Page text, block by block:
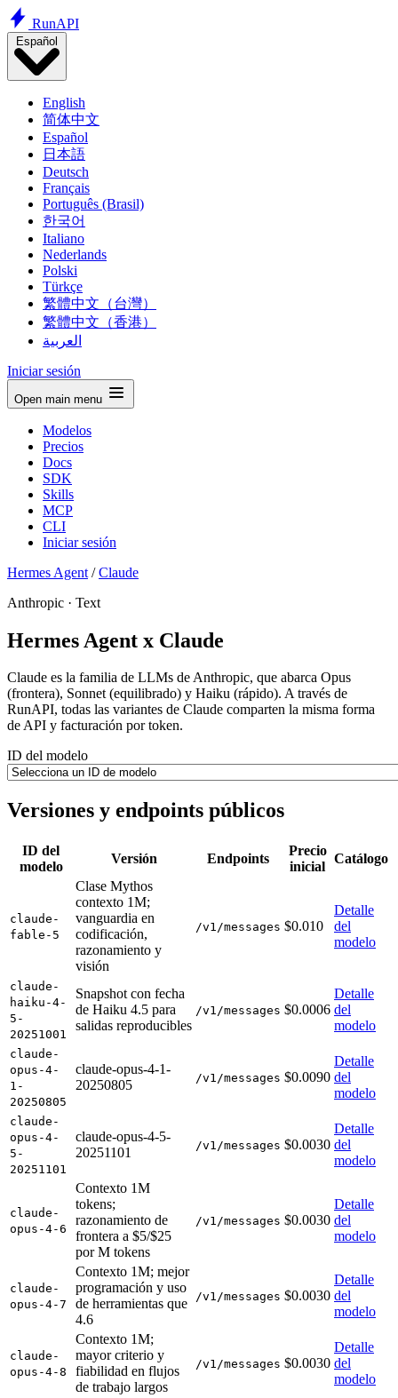
RunAPI
Español
English
简体中文
Español
日本語
Deutsch
Français
Português (Brasil)
한국어
Italiano
Nederlands
Polski
Türkçe
繁體中文（台灣）
繁體中文（香港）
العربية
Iniciar sesión
Open main menu
Modelos
Precios
Docs
SDK
Skills
MCP
CLI
Iniciar sesión
Hermes Agent /Claude
Anthropic · Text
Hermes Agent x Claude
Claude es la familia de LLMs de Anthropic, que abarca Opus
(frontera), Sonnet (equilibrado) y Haiku (rápido). A través de
RunAPI, todas las variantes de Claude comparten la misma forma
de API y facturación por token.
ID del modelo
Versiones y endpoints públicos
ID del
modelo
Versión Endpoints
Precio
inicial
Catálogo
claude-
fable-5
Clase Mythos
contexto 1M;
vanguardia en
codificación,
razonamiento y
visión
/v1/messages $0.010
Detalle
del
modelo
claude-
haiku-4-
5-
20251001
Snapshot con fecha
de Haiku 4.5 para
salidas reproducibles
/v1/messages $0.0006
Detalle
del
modelo
claude-
opus-4-
1-
20250805
claude-opus-4-1-
20250805
/v1/messages $0.0090
Detalle
del
modelo
claude-
opus-4-
5-
20251101
claude-opus-4-5-
20251101
/v1/messages $0.0030
Detalle
del
modelo
claude-
opus-4-6
Contexto 1M
tokens;
razonamiento de
frontera a $5/$25
por M tokens
/v1/messages $0.0030
Detalle
del
modelo
claude-
opus-4-7
Contexto 1M; mejor
programación y uso
de herramientas que
4.6
/v1/messages $0.0030
Detalle
del
modelo
claude-
opus-4-8
Contexto 1M;
mayor criterio y
fiabilidad en flujos
de trabajo largos
/v1/messages $0.0030
Detalle
del
modelo